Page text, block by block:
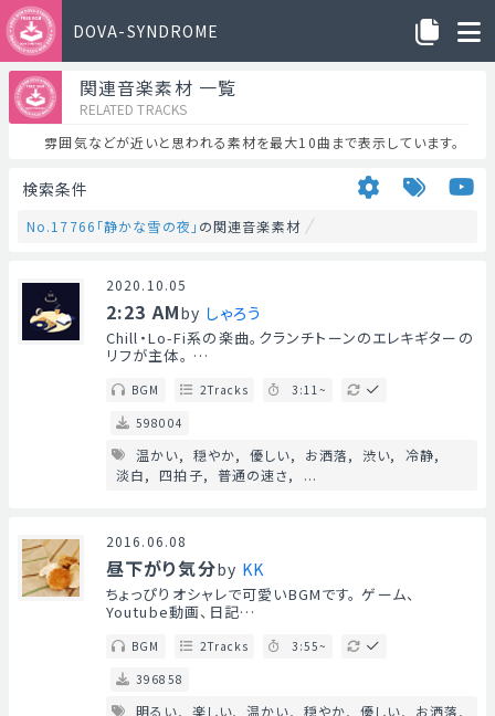
DOVA-SYNDROME
関連音楽素材 一覧
RELATED TRACKS
雰囲気などが近いと思われる素材を最大10曲まで表示しています。
検索条件
No.17766「静かな雪の夜」 の関連音楽素材
2020.10.05
2:23 AMby しゃろう
Chill・Lo-Fi系の楽曲。クランチトーンのエレキギターの
リフが主体。 …
BGM 2Tracks
3:11~
598004
温かい 穏やか 優しい お洒落 渋い
冷静
淡白
四拍子 普通の速さ ...
2016.06.08
昼下がり気分by KK
ちょっぴりオシャレで可愛いBGMです。 ゲーム、
Youtube動画、日記…
BGM 2Tracks
3:55~
396858
明るい 楽しい 温かい 穏やか 優しい
お洒落